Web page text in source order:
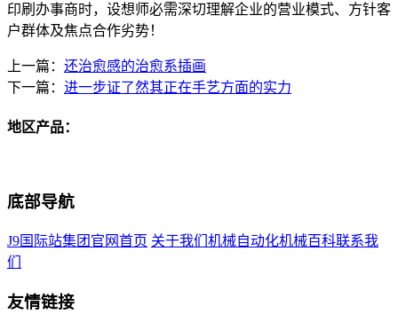
印刷办事商时，设想师必需深切理解企业的营业模式、方针客
户群体及焦点合作劣势！
上一篇： 还治愈感的治愈系插画
下一篇： 进一步证了然其正在手艺方面的实力
地区产品：
底部导航
J9国际站集团官网首页 关于我们 机械自动化机械百科联系我
们
友情链接